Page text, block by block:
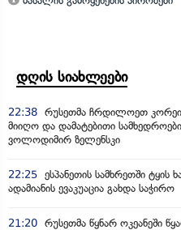
დღის სიახლეები
22:38 რუსეთმა ჩრდილოეთ
მიიღო და დამატებითი
ვოლოდიმირ ზელენსკი
22:25 ესპანეთის სამხრეთში
ადამიანის ევაკუაცია გახდა საჭირო
21:20 რუსეთმა წყნარ ოკეანეში